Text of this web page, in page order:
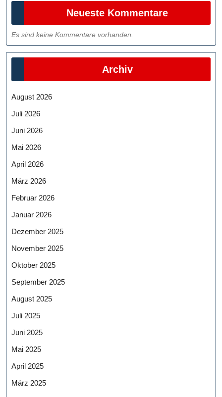
Neueste Kommentare
Es sind keine Kommentare vorhanden.
Archiv
August 2026
Juli 2026
Juni 2026
Mai 2026
April 2026
März 2026
Februar 2026
Januar 2026
Dezember 2025
November 2025
Oktober 2025
September 2025
August 2025
Juli 2025
Juni 2025
Mai 2025
April 2025
März 2025